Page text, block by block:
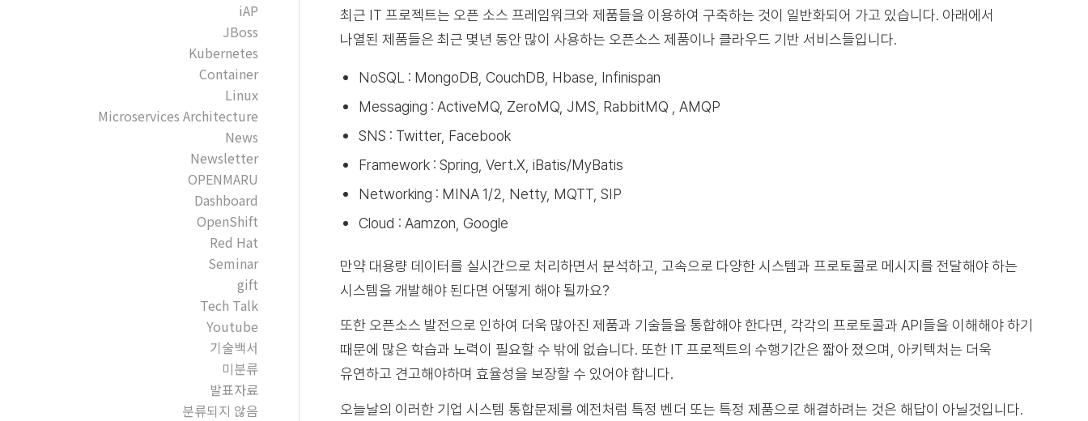
최근 IT 프로젝트는 오픈 소스 프레임워크와 제품들을 이용하여 구축하는 것이 일반화되어 가고 있습니다. 아래에서
나열된 제품들은 최근 몇년 동안 많이 사용하는 오픈소스 제품이나 클라우드 기반 서비스들입니다.
NoSQL : MongoDB, CouchDB, Hbase, Infinispan
Messaging : ActiveMQ, ZeroMQ, JMS, RabbitMQ , AMQP
SNS : Twitter, Facebook
Framework : Spring, Vert.X, iBatis/MyBatis
Networking : MINA 1/2, Netty, MQTT, SIP
Cloud : Aamzon, Google
만약 대용량 데이터를 실시간으로 처리하면서 분석하고, 고속으로 다양한 시스템과 프로토콜로 메시지를 전달해야 하는
시스템을 개발해야 된다면 어떻게 해야 될까요?
또한 오픈소스 발전으로 인하여 더욱 많아진 제품과 기술들을 통합해야 한다면, 각각의 프로토콜과 API들을 이해해야 하기
때문에 많은 학습과 노력이 필요할 수 밖에 없습니다. 또한 IT 프로젝트의 수행기간은 짧아 졌으며, 아키텍처는 더욱
유연하고 견고해야하며 효율성을 보장할 수 있어야 합니다.
오늘날의 이러한 기업 시스템 통합문제를 예전처럼 특정 벤더 또는 특정 제품으로 해결하려는 것은 해답이 아닐것입니다.
iAP
JBoss
Kubernetes
Container
Linux
Microservices Architecture
News
Newsletter
OPENMARU
Dashboard
OpenShift
Red Hat
Seminar
gift
Tech Talk
Youtube
기술백서
미분류
발표자료
분류되지 않음